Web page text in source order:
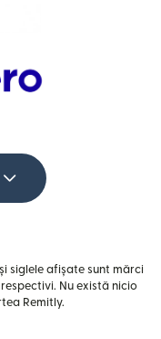
siglele afișate sunt mărci
Nu există nicio
Remitly.